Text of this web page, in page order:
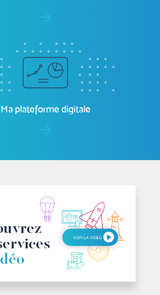
ma-paie.com
Facture électronique
Ma plateforme digitale